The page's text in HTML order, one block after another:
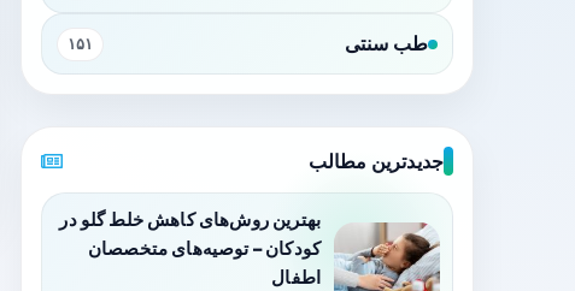
طب سنتی ۱۵۱
جدیدترین مطالب
بهترین روش‌های کاهش خلط گلو در
کودکان – توصیه‌های متخصصان
اطفال